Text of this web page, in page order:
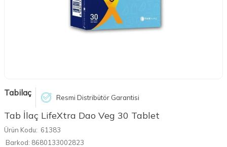
Tabilaç Resmi Distribütör Garantisi
Tab İlaç LifeXtra Dao Veg 30 Tablet
Ürün Kodu: 61383
Barkod: 8680133002823